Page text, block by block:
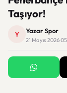
Taşıyor!
Y Yazar Spor
21 Mayıs 2026